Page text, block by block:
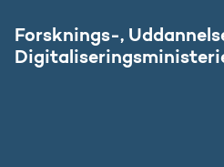
Forsknings-,